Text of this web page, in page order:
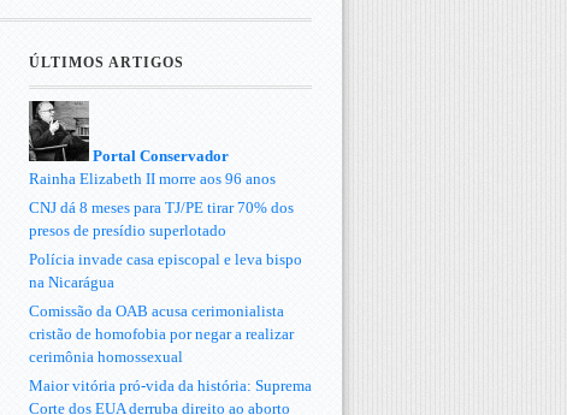
ÚLTIMOS ARTIGOS
Portal Conservador
Rainha Elizabeth II morre aos 96 anos
CNJ dá 8 meses para TJ/PE tirar 70% dos
presos de presídio superlotado
Polícia invade casa episcopal e leva bispo
na Nicarágua
Comissão da OAB acusa cerimonialista
cristão de homofobia por negar a realizar
cerimônia homossexual
Maior vitória pró-vida da história: Suprema
Corte dos EUA derruba direito ao aborto